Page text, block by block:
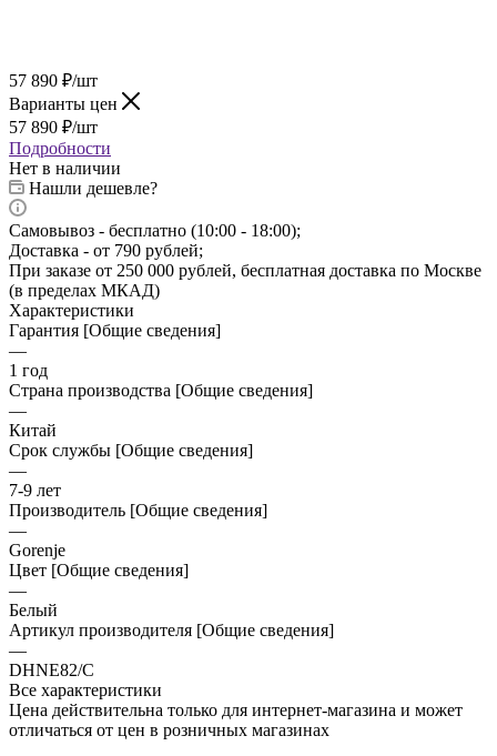
57 890 ₽/шт
Варианты цен
57 890 ₽/шт
Подробности
Нет в наличии
Нашли дешевле?
Самовывоз - бесплатно (10:00 - 18:00);
Доставка - от 790 рублей;
При заказе от 250 000 рублей, бесплатная доставка по Москве
(в пределах МКАД)
Характеристики
Гарантия [Общие сведения]
—
1 год
Страна производства [Общие сведения]
—
Китай
Срок службы [Общие сведения]
—
7-9 лет
Производитель [Общие сведения]
—
Gorenje
Цвет [Общие сведения]
—
Белый
Артикул производителя [Общие сведения]
—
DHNE82/C
Все характеристики
Цена действительна только для интернет-магазина и может
отличаться от цен в розничных магазинах